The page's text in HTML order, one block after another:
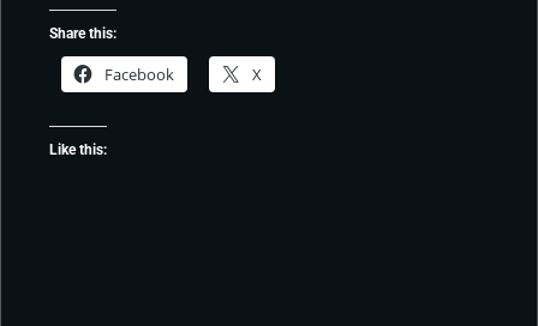
Share this:
Facebook X
Like this: